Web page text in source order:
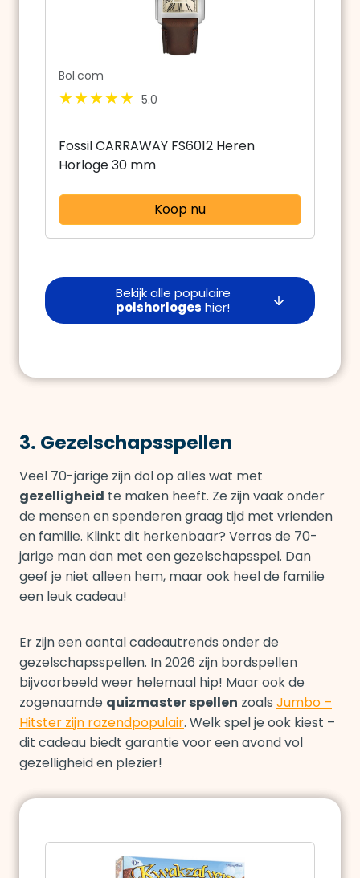
Bol.com
5.0
Fossil CARRAWAY FS6012 Heren
Horloge 30 mm
Koop nu
Bekijk alle populaire
polshorloges hier!
3. Gezelschapsspellen
Veel 70-jarige zijn dol op alles wat met
gezelligheid te maken heeft. Ze zijn vaak onder
de mensen en spenderen graag tijd met vrienden
en familie. Klinkt dit herkenbaar? Verras de 70-
jarige man dan met een gezelschapsspel. Dan
geef je niet alleen hem, maar ook heel de familie
een leuk cadeau!
Er zijn een aantal cadeautrends onder de
gezelschapsspellen. In 2026 zijn bordspellen
bijvoorbeeld weer helemaal hip! Maar ook de
zogenaamde quizmaster spellen zoals Jumbo –
Hitster zijn razendpopulair. Welk spel je ook kiest –
dit cadeau biedt garantie voor een avond vol
gezelligheid en plezier!